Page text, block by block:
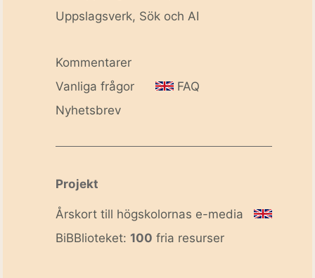
Uppslagsverk, Sök och AI
Kommentarer
Vanliga frågor
FAQ
Nyhetsbrev
Projekt
Årskort till högskolornas e-media
BiBBlioteket: 100 fria resurser